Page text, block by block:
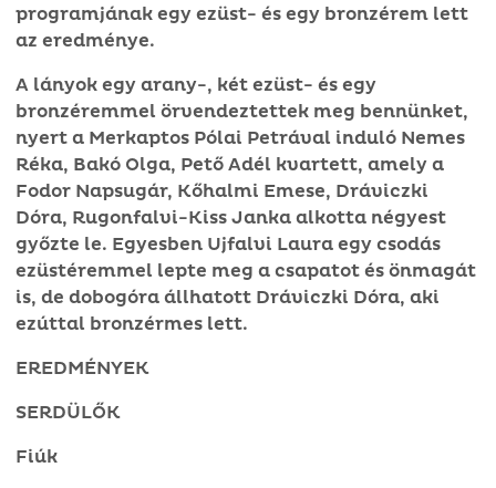
programjának egy ezüst- és egy bronzérem lett
az eredménye.
A lányok egy arany-, két ezüst- és egy
bronzéremmel örvendeztettek meg bennünket,
nyert a Merkaptos Pólai Petrával induló Nemes
Réka, Bakó Olga, Pető Adél kvartett, amely a
Fodor Napsugár, Kőhalmi Emese, Dráviczki
Dóra, Rugonfalvi-Kiss Janka alkotta négyest
győzte le. Egyesben Ujfalvi Laura egy csodás
ezüstéremmel lepte meg a csapatot és önmagát
is, de dobogóra állhatott Dráviczki Dóra, aki
ezúttal bronzérmes lett.
EREDMÉNYEK
SERDÜLŐK
Fiúk